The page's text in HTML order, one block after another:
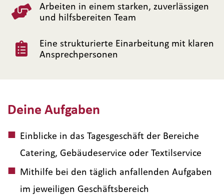
Deine Aufgaben
Einblicke in das Tagesgeschäft der Bereiche
Catering, Gebäudeservice oder Textilservice
Mithilfe bei den täglich anfallenden Aufgaben
im jeweiligen Geschäftsbereich
Arbeiten in einem starken, zuverlässigen
und hilfsbereiten Team
Eine strukturierte Einarbeitung mit klaren
Ansprechpersonen